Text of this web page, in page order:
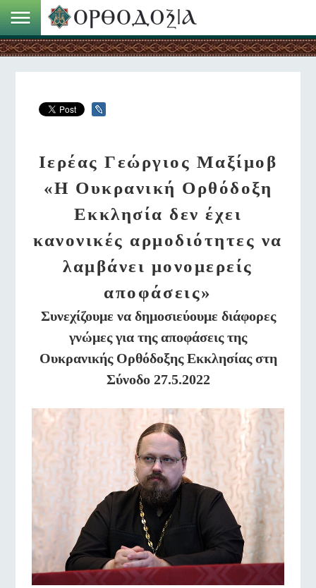
Ιερέας Γεώργιος Μαξίμοβ
«Η Ουκρανική Ορθόδοξη
Εκκλησία δεν έχει
κανονικές αρμοδιότητες να
λαμβάνει μονομερείς
αποφάσεις»
Συνεχίζουμε να δημοσιεύουμε διάφορες
γνώμες για της αποφάσεις της
Ουκρανικής Ορθόδοξης Εκκλησίας στη
Σύνοδο 27.5.2022